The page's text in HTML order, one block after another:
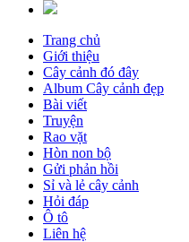
Trang chủ
Giới thiệu
Cây cảnh đó đây
Album Cây cảnh đẹp
Bài viết
Truyện
Rao vặt
Hòn non bộ
Gửi phản hồi
Sỉ và lẻ cây cảnh
Hỏi đáp
Ô tô
Liên hệ